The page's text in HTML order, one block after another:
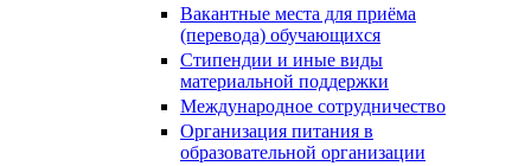
Вакантные места для приёма
(перевода) обучающихся
Стипендии и иные виды
материальной поддержки
Международное сотрудничество
Организация питания в
образовательной организации